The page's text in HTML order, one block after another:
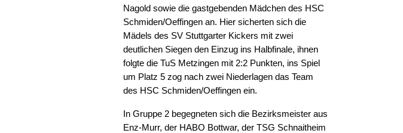
Nagold sowie die gastgebenden Mädchen des HSC
Schmiden/Oeffingen an. Hier sicherten sich die
Mädels des SV Stuttgarter Kickers mit zwei
deutlichen Siegen den Einzug ins Halbfinale, ihnen
folgte die TuS Metzingen mit 2:2 Punkten, ins Spiel
um Platz 5 zog nach zwei Niederlagen das Team
des HSC Schmiden/Oeffingen ein.
In Gruppe 2 begegneten sich die Bezirksmeister aus
Enz-Murr, der HABO Bottwar, der TSG Schnaitheim